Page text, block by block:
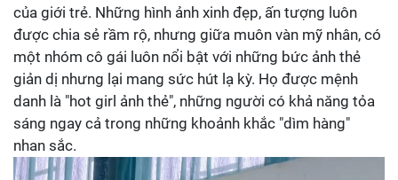
của giới trẻ. Những hình ảnh xinh đẹp, ấn tượng luôn
được chia sẻ rầm rộ, nhưng giữa muôn vàn mỹ nhân, có
một nhóm cô gái luôn nổi bật với những bức ảnh thẻ
giản dị nhưng lại mang sức hút lạ kỳ. Họ được mệnh
danh là "hot girl ảnh thẻ", những người có khả năng tỏa
sáng ngay cả trong những khoảnh khắc "dìm hàng"
nhan sắc.